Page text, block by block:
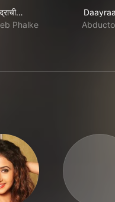
Hai
Phalke